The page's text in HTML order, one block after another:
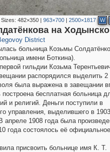
Sizes:482×350 |963×700 |2500×1817 W
на
District
103
больница Козьмы
имени Боткина).
гильдии Козьма
распорядился выделить
была выражена в завещании
бесплатная больница
и религий. Деньги поступили в
управления, выделившего в
1908 года была
года состоялось её официальное
присвоить больнице имя К. Т.